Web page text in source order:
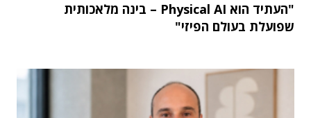
"העתיד הוא Physical AI – בינה מלאכותית
שפועלת בעולם הפיזי"